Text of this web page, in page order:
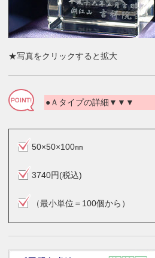
★写真をクリックすると拡大
●Ａタイプの詳細▼▼▼
50×50×100㎜
3740円(税込)
（最小単位＝100個から）